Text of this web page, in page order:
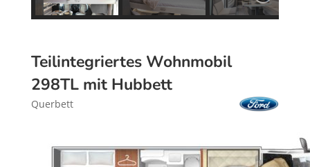
Teilintegriertes Wohnmobil
298TL mit Hubbett
Querbett